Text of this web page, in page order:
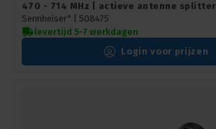
470 - 714 MHz | actieve antenne splitter
Sennheiser* | 508475
levertijd 5-7 werkdagen
Login voor prijzen